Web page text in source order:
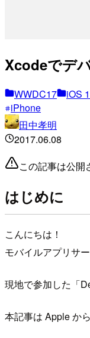
Xcodeでデ
WWDC17
iOS
iPhone
田中孝明
2017.06.08
この記事は公開
はじめに
こんにちは！
モバイルアプリサ
現地で参加した「
本記事は Apple か